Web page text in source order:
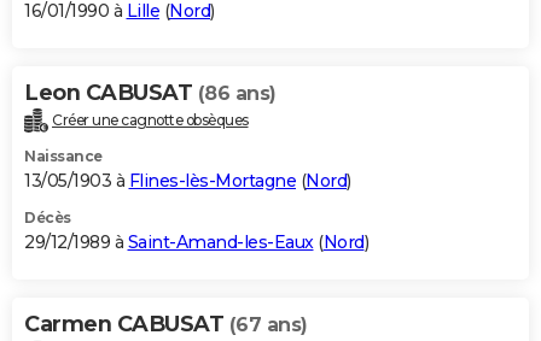
16/01/1990 à Lille (Nord)
Leon CABUSAT (86 ans)
Créer une cagnotte obsèques
Naissance
13/05/1903 à Flines-lès-Mortagne (Nord)
Décès
29/12/1989 à Saint-Amand-les-Eaux(Nord)
Carmen CABUSAT (67 ans)